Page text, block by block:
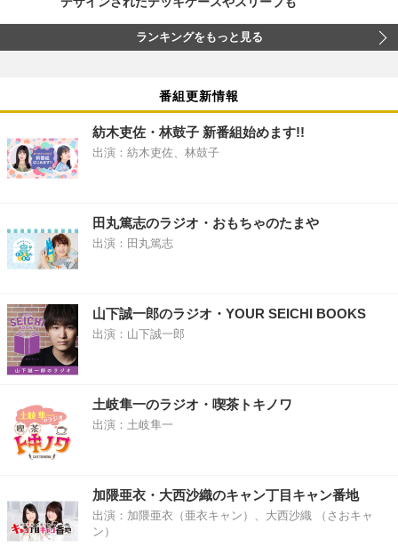
ランキングをもっと見る
番組更新情報
紡木吏佐・林鼓子 新番組始めます!!
出演：紡木吏佐、林鼓子
田丸篤志のラジオ・おもちゃのたまや
出演：田丸篤志
山下誠一郎のラジオ・YOUR SEICHI BOOKS
出演：山下誠一郎
土岐隼一のラジオ・喫茶トキノワ
出演：土岐隼一
加隈亜衣・大西沙織のキャン丁目キャン番地
出演：加隈亜衣（亜衣キャン）、大西沙織 （さおキャ
ン）